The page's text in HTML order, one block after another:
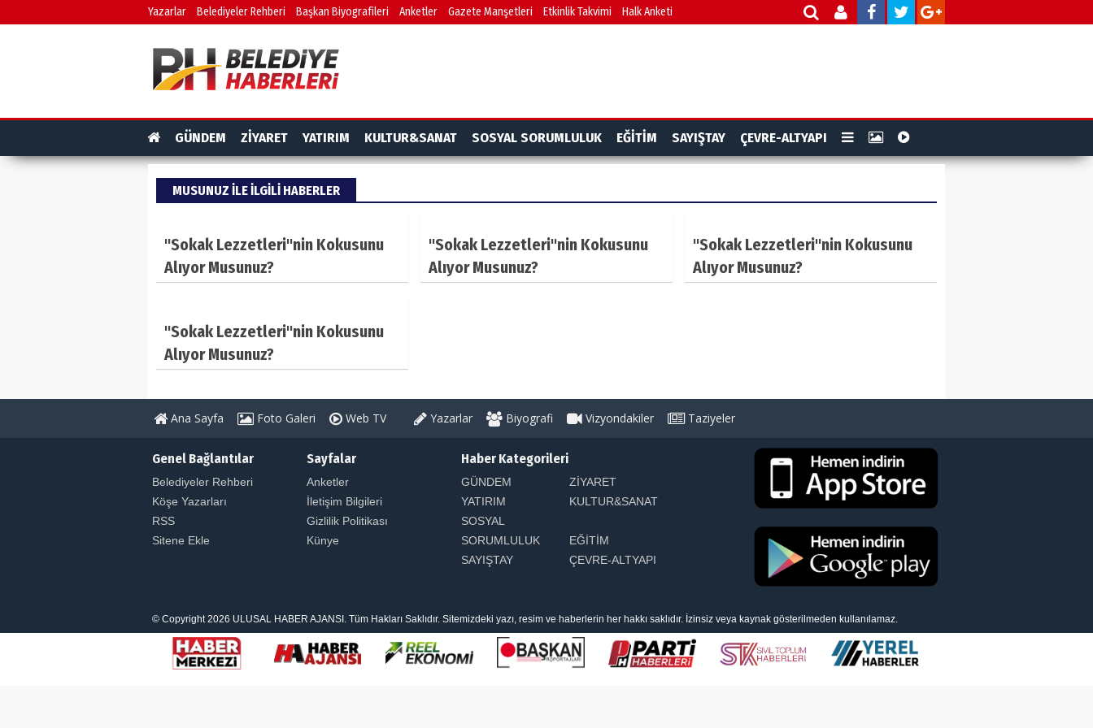
Yazarlar Belediyeler Rehberi Başkan Biyografileri Anketler Gazete Manşetleri Etkinlik Takvimi Halk Anketi
GÜNDEM ZİYARET YATIRIM KULTUR&SANAT SOSYAL SORUMLULUK EĞİTİM SAYIŞTAY ÇEVRE-ALTYAPI
MUSUNUZ ILE ILGILI HABERLER
"Sokak Lezzetleri"nin Kokusunu
Alıyor Musunuz?
"Sokak Lezzetleri"nin Kokusunu
Alıyor Musunuz?
"Sokak Lezzetleri"nin Kokusunu
Alıyor Musunuz?
"Sokak Lezzetleri"nin Kokusunu
Alıyor Musunuz?
Ana Sayfa Foto Galeri Web TV Yazarlar Biyografi Vizyondakiler Taziyeler
Genel Bağlantılar
Belediyeler Rehberi
Köşe Yazarları
RSS
Sitene Ekle
Sayfalar
Anketler
İletişim Bilgileri
Gizlilik Politikası
Künye
Haber Kategorileri
GÜNDEM
ZİYARET
YATIRIM
KULTUR&SANAT
SOSYAL
SORUMLULUK
EĞİTİM
SAYIŞTAY
ÇEVRE-ALTYAPI
© Copyright 2026 ULUSAL HABER AJANSI. Tüm Hakları Saklıdır. Sitemizdeki yazı, resim ve haberlerin her hakkı saklıdır. İzinsiz veya kaynak gösterilmeden kullanılamaz.